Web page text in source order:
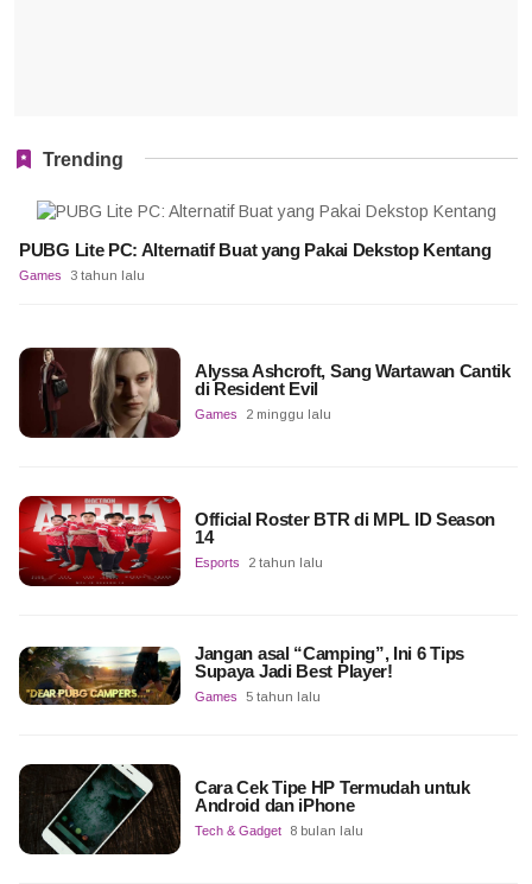
Trending
PUBG Lite PC: Alternatif Buat yang Pakai Dekstop Kentang
Games 3 tahun lalu
Alyssa Ashcroft, Sang Wartawan Cantik
di Resident Evil
Games 2 minggu lalu
Official Roster BTR di MPL ID Season
14
Esports 2 tahun lalu
Jangan asal “Camping”, Ini 6 Tips
Supaya Jadi Best Player!
Games 5 tahun lalu
Cara Cek Tipe HP Termudah untuk
Android dan iPhone
Tech & Gadget 8 bulan lalu